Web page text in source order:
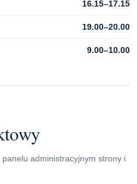
16.15–17.15
19.00–20.00
9.00–10.00
administracyjnym strony i